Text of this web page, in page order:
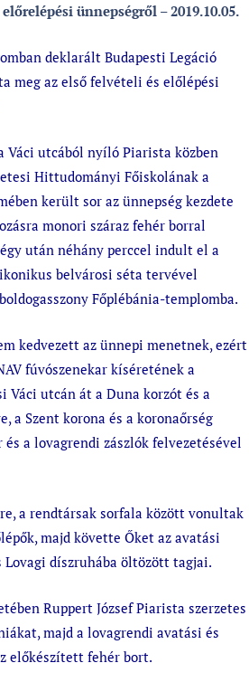
ünnepségről – 2019.10.05.
deklarált Budapesti Legáció
meg az első felvételi és előlépési
Váci utcából nyíló Piarista közben
Hittudományi Főiskolának a
került sor az ünnepség kezdete
monori száraz fehér borral
után néhány perccel indult el a
belvárosi séta tervével
Főplébánia-templomba.
kedvezett az ünnepi menetnek, ezért
fúvószenekar kíséretének a
Váci utcán át a Duna korzót és a
a Szent korona és a koronaőrség
a lovagrendi zászlók felvezetésével
a rendtársak sorfala között vonultak
majd követte Őket az avatási
Lovagi díszruhába öltözött tagjai.
Ruppert József Piarista szerzetes
majd a lovagrendi avatási és
előkészített fehér bort.